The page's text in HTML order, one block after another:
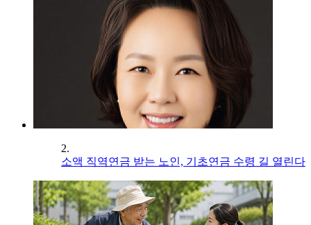
2.
소액 직역연금 받는 노인, 기초연금 수령 길 열린다